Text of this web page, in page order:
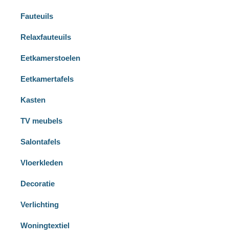
Fauteuils
Relaxfauteuils
Eetkamerstoelen
Eetkamertafels
Kasten
TV meubels
Salontafels
Vloerkleden
Decoratie
Verlichting
Woningtextiel